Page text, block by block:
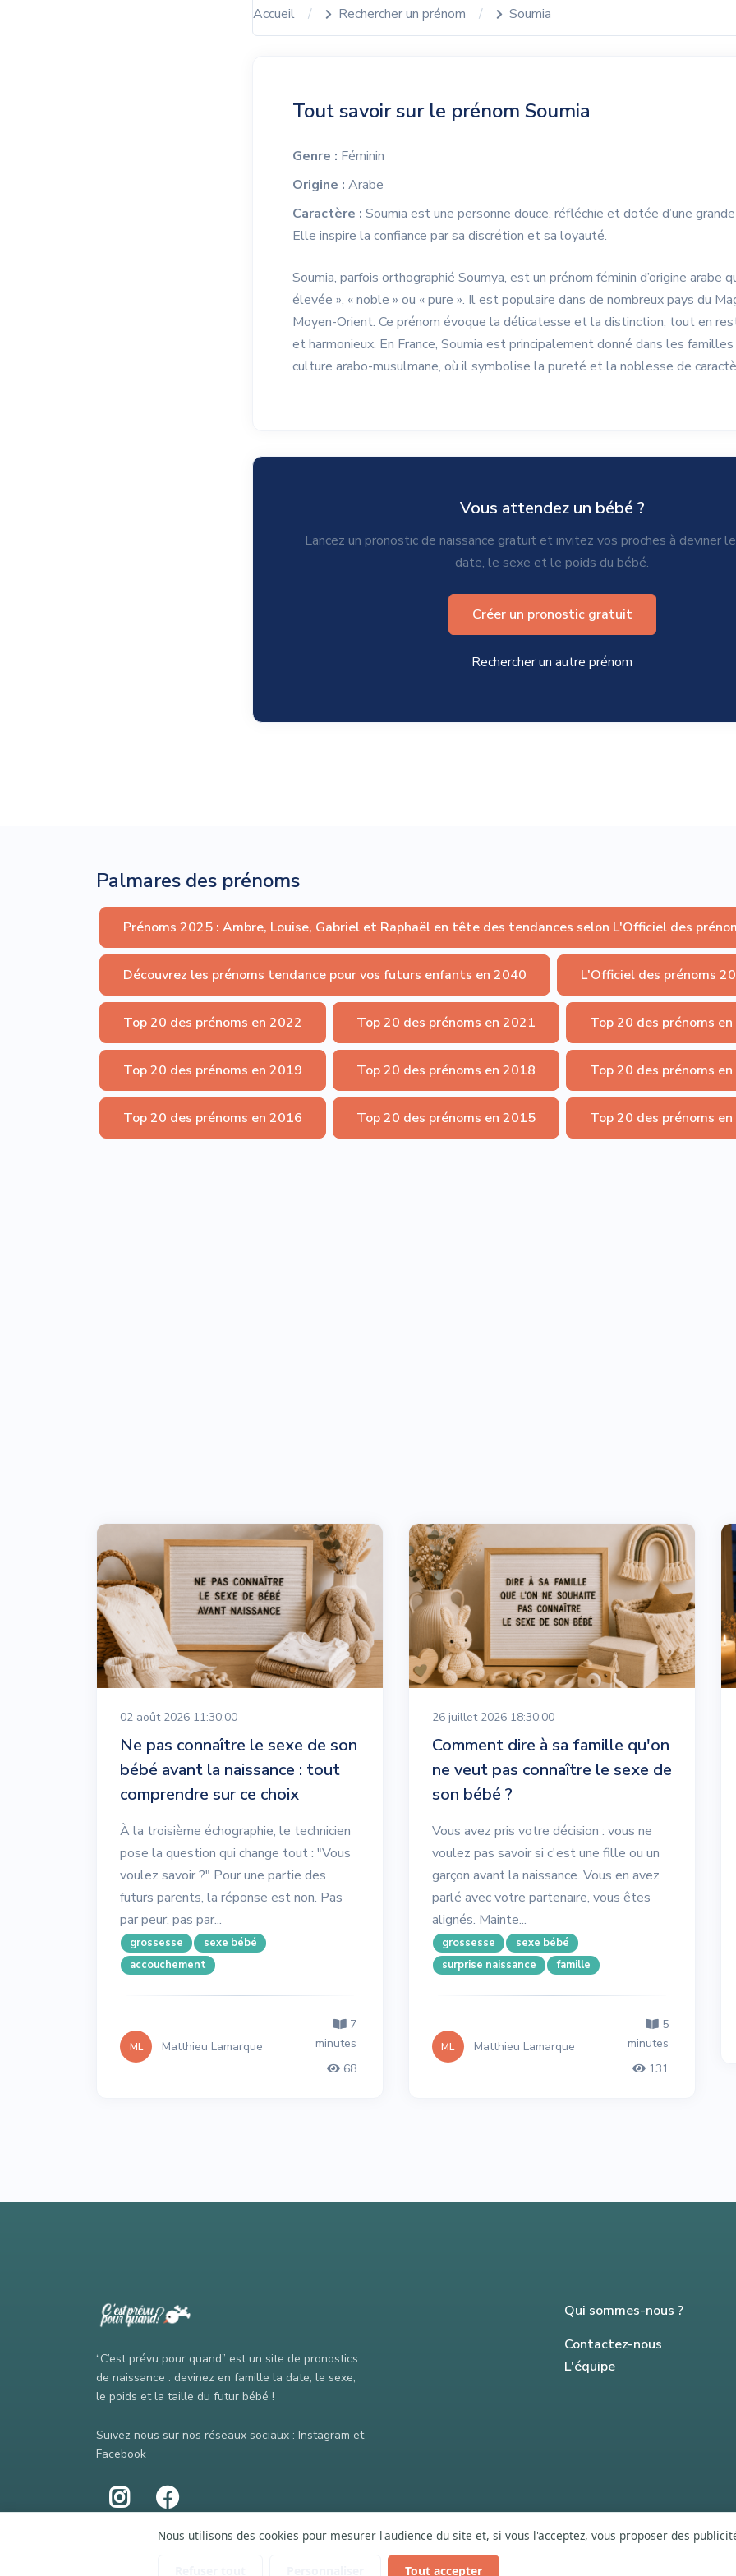
Accueil Rechercher un prénom Soumia
Tout savoir sur le prénom Soumia
Genre : Féminin
Origine : Arabe
Caractère : Soumia est une personne douce, réfléchie et dotée d’une
Elle inspire la confiance par sa discrétion et sa loyauté.
Soumia, parfois orthographié Soumya, est un prénom féminin d’origine arabe
élevée », « noble » ou « pure ». Il est populaire dans de nombreux pays du
Moyen-Orient. Ce prénom évoque la délicatesse et la distinction, tout en
et harmonieux. En France, Soumia est principalement donné dans les
culture arabo-musulmane, où il symbolise la pureté et la noblesse de
Vous attendez un bébé ?
Lancez un pronostic de naissance gratuit et invitez vos proches à deviner
date, le sexe et le poids du bébé.
Créer un pronostic gratuit
Rechercher un autre prénom
Palmares des prénoms
Prénoms 2025 : Ambre, Louise, Gabriel et Raphaël en tête des tendances selon L'Officiel des
Découvrez les prénoms tendance pour vos futurs enfants en 2040 L'Officiel des prénoms
Top 20 des prénoms en 2022 Top 20 des prénoms en 2021 Top 20 des prénoms
Top 20 des prénoms en 2019 Top 20 des prénoms en 2018 Top 20 des prénoms
Top 20 des prénoms en 2016 Top 20 des prénoms en 2015 Top 20 des prénoms
02 août 2026 11:30:00
Ne pas connaître le sexe de son
bébé avant la naissance : tout
comprendre sur ce choix
À la troisième échographie, le technicien
pose la question qui change tout : "Vous
voulez savoir ?" Pour une partie des
futurs parents, la réponse est non. Pas
par peur, pas par...
grossesse
sexe bébé
accouchement
ML Matthieu Lamarque
7
minutes
68
26 juillet 2026 18:30:00
Comment dire à sa famille qu'on
ne veut pas connaître le sexe de
son bébé ?
Vous avez pris votre décision : vous ne
voulez pas savoir si c'est une fille ou un
garçon avant la naissance. Vous en avez
parlé avec votre partenaire, vous êtes
alignés. Mainte...
grossesse
sexe bébé
surprise naissance
famille
ML Matthieu Lamarque
5
minutes
131
“C’est prévu pour quand” est un site de pronostics
de naissance : devinez en famille la date, le sexe,
le poids et la taille du futur bébé !
Suivez nous sur nos réseaux sociaux : Instagram et
Facebook
Qui sommes-nous ?
Contactez-nous
L'équipe
Nous utilisons des cookies pour mesurer l'audience du site et, si vous l'acceptez, vous proposer des
Tout accepter